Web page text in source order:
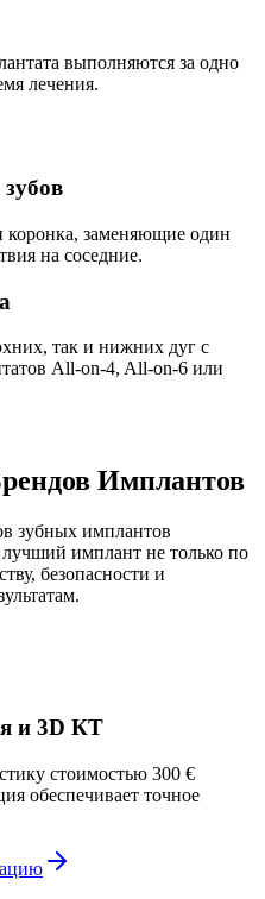
выполняются за одно
лечения.
заменяющие один
на соседние.
так и нижних дуг с
All-on-4, All-on-6 или
Имплантов
зубных имплантов
имплант не только по
безопасности и
и 3D КТ
стоимостью 300 €
обеспечивает точное